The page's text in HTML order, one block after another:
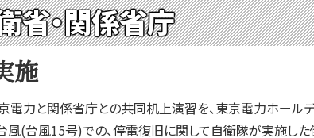
省・関係省庁
施
電力と関係省庁との共同机上演習を、東京電力ホール
(台風15号)での、停電復旧に関して自衛隊が実施し